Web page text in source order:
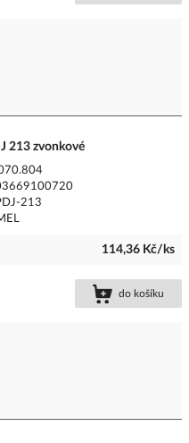
213 zvonkové
213
114,36 Kč/ks
do košíku